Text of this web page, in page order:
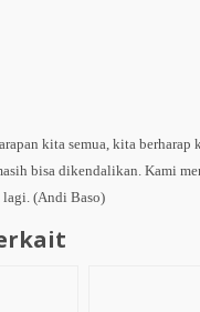
kita semua, kita
bisa dikendalikan. Kami
lagi. (Andi Baso)